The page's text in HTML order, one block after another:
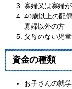
寡婦又は寡婦
40歳以上の配
寡婦以外の方
父母のない児
資金の種類
お子さんの就